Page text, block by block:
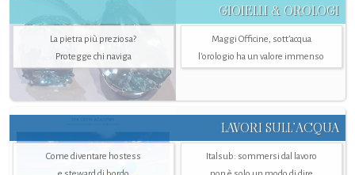
GIOIELLI & OROLOGI
La pietra più preziosa?
Protegge chi naviga
Maggi Officine, sott’acqua
l'orologio ha un valore immenso
LAVORI SULL’ACQUA
Come diventare hostess
Italsub: sommersi dal lavoro